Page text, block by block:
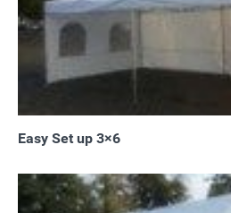
Easy Set up 3×6